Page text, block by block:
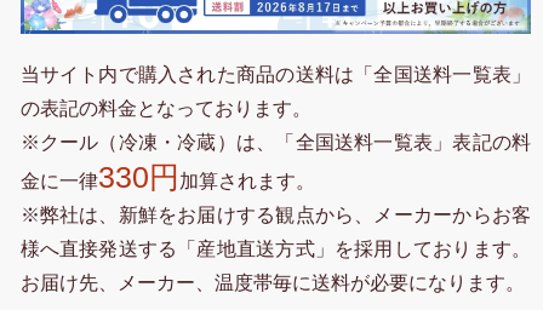
当サイト内で購入された商品の送料は「全国送料一覧表」
の表記の料金となっております。
※クール（冷凍・冷蔵）は、「全国送料一覧表」表記の料
金に一律330円 加算されます。
※弊社は、新鮮をお届けする観点から、メーカーからお客
様へ直接発送する「産地直送方式」を採用しております。
お届け先、メーカー、温度帯毎に送料が必要になります。